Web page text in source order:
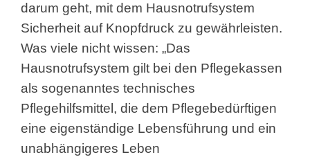
darum geht, mit dem Hausnotrufsystem
Sicherheit auf Knopfdruck zu gewährleisten.
Was viele nicht wissen: „Das
Hausnotrufsystem gilt bei den Pflegekassen
als sogenanntes technisches
Pflegehilfsmittel, die dem Pflegebedürftigen
eine eigenständige Lebensführung und ein
unabhängigeres Leben